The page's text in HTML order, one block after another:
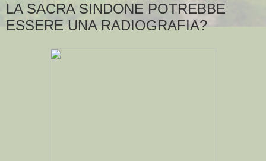
LA SACRA SINDONE POTREBBE
ESSERE UNA RADIOGRAFIA?